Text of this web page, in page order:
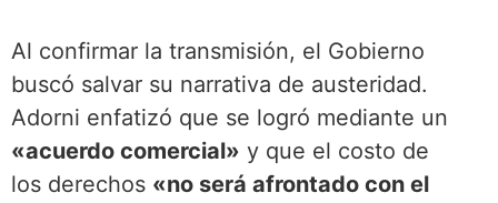
Al confirmar la transmisión, el Gobierno
buscó salvar su narrativa de austeridad.
Adorni enfatizó que se logró mediante un
«acuerdo comercial» y que el costo de
los derechos «no será afrontado con el